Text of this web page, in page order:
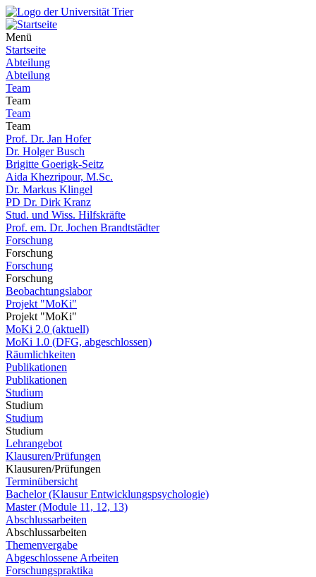
Menü
Startseite
Abteilung
Abteilung
Team
Team
Team
Team
Prof. Dr. Jan Hofer
Dr. Holger Busch
Brigitte Goerigk-Seitz
Aida Khezripour, M.Sc.
Dr. Markus Klingel
PD Dr. Dirk Kranz
Stud. und Wiss. Hilfskräfte
Prof. em. Dr. Jochen Brandtstädter
Forschung
Forschung
Forschung
Forschung
Beobachtungslabor
Projekt "MoKi"
Projekt "MoKi"
MoKi 2.0 (aktuell)
MoKi 1.0 (DFG, abgeschlossen)
Räumlichkeiten
Publikationen
Publikationen
Studium
Studium
Studium
Studium
Lehrangebot
Klausuren/Prüfungen
Klausuren/Prüfungen
Terminübersicht
Bachelor (Klausur Entwicklungspsychologie)
Master (Module 11, 12, 13)
Abschlussarbeiten
Abschlussarbeiten
Themenvergabe
Abgeschlossene Arbeiten
Forschungspraktika